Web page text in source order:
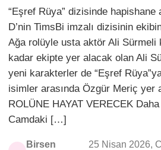
“Eşref Rüya” dizisinde hapishane
D’nin TimsBi imzalı dizisinin
Ağa rolüyle usta aktör Ali Sürmeli
kadar ekipte yer alacak olan Ali
yeni karakterler de “Eşref
isimler arasında Özgür Meriç yer
ROLÜNE HAYAT VERECEK Daha
Camdaki […]
Birsen
25 Nisan 2026,